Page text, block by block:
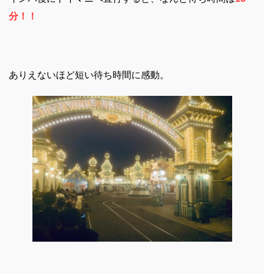
分！！
ありえないほど短い待ち時間に感動。